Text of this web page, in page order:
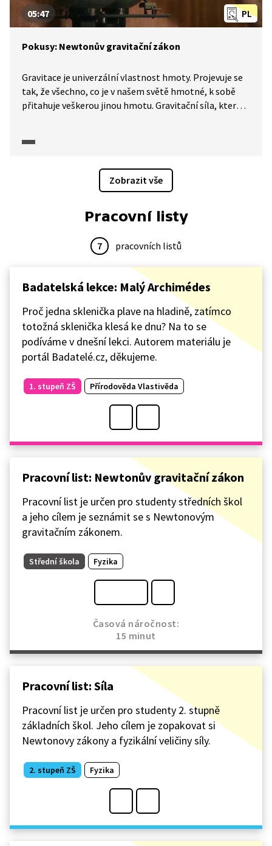
PL
05:47
Pokusy: Newtonův gravitační zákon
Gravitace je univerzální vlastnost hmoty. Projevuje se
tak, že všechno, co je v našem světě hmotné, k sobě
přitahuje veškerou jinou hmotu. Gravitační síla, kterou
i na velké vzdálenosti. Příkladem může být přitahování
je definován Newtonův gravitační zákon a co to je
gravitační konstanta? Jak lze změřit hmotnost Země?
Zobrazit vše
Pracovní listy
7 pracovních listů
Badatelská lekce: Malý Archimédes
Proč jedna sklenička plave na hladině, zatímco
totožná sklenička klesá ke dnu? Na to se
podíváme v dnešní lekci. Autorem materiálu je
portál Badatelé.cz, děkujeme.
1. stupeň ZŠ Přírodověda Vlastivěda
Pracovní list: Newtonův gravitační zákon
Pracovní list je určen pro studenty středních škol
a jeho cílem je seznámit se s Newtonovým
gravitačním zákonem.
Střední škola Fyzika
Časová náročnost:
15 minut
Pracovní list: Síla
Pracovní list je určen pro studenty 2. stupně
základních škol. Jeho cílem je zopakovat si
Newtonovy zákony a fyzikální veličiny síly.
2. stupeň ZŠ Fyzika